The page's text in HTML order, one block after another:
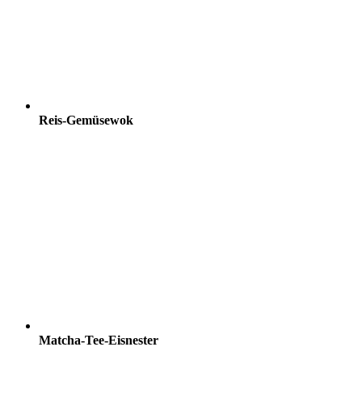
Reis-Gemüsewok
Matcha-Tee-Eisnester